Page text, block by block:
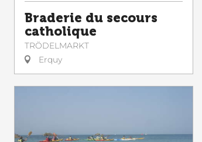
Braderie du secours
catholique
TRÖDELMARKT
Erquy